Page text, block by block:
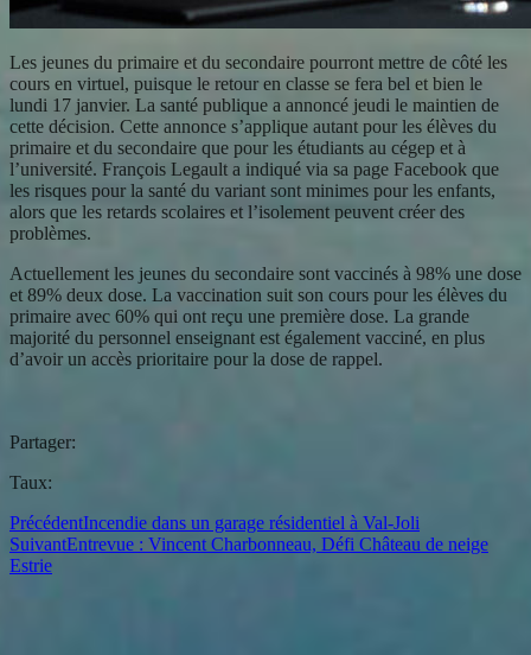
Les jeunes du primaire et du secondaire pourront mettre de côté les
cours en virtuel, puisque le retour en classe se fera bel et bien le
lundi 17 janvier. La santé publique a annoncé jeudi le maintien de
cette décision. Cette annonce s’applique autant pour les élèves du
primaire et du secondaire que pour les étudiants au cégep et à
l’université. François Legault a indiqué via sa page Facebook que
les risques pour la santé du variant sont minimes pour les enfants,
alors que les retards scolaires et l’isolement peuvent créer des
problèmes.
Actuellement les jeunes du secondaire sont vaccinés à 98% une dose
et 89% deux dose. La vaccination suit son cours pour les élèves du
primaire avec 60% qui ont reçu une première dose. La grande
majorité du personnel enseignant est également vacciné, en plus
d’avoir un accès prioritaire pour la dose de rappel.
Partager:
Taux:
PrécédentIncendie dans un garage résidentiel à Val-Joli
SuivantEntrevue : Vincent Charbonneau, Défi Château de neige
Estrie